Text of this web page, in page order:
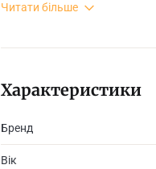
♦ Розмір пакування: 31 х 8 х 8
♦ Комплектація гри: 60
Читати більше
Характеристики
Бренд
Вік